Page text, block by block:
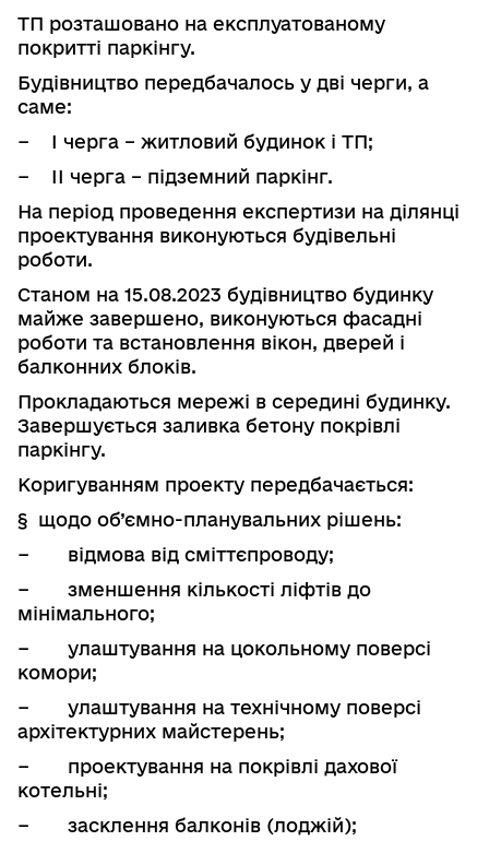
ТП розташовано на експлуатованому
покритті паркінгу.
Будівництво передбачалось у дві черги, а
саме:
−
І черга – житловий будинок і ТП;
−
ІІ черга – підземний паркінг.
На період проведення експертизи на ділянці
проектування вико­нуються будівельні
роботи.
Станом на 15.08.2023 будівництво будинку
майже завершено, вико­нуються фасадні
роботи та встановлення вікон, дверей і
балконних блоків.
Прокладаються мережі в середині будинку.
Завершується заливка бетону покрівлі
паркінгу.
Коригуванням проекту передбачається:
§ щодо об’ємно-планувальних рішень:
−
відмова від сміттєпроводу;
−
зменшення кількості ліфтів до
мінімального;
−
улаштування на цокольному поверсі
комори;
−
улаштування на технічному поверсі
архітектурних майстерень;
−
проектування на покрівлі дахової
котельні;
−
засклення балконів (лоджій);